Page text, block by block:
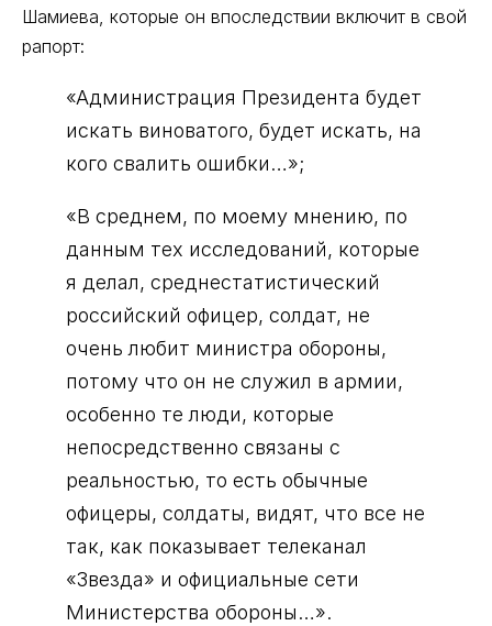
Шамиева, которые он впоследствии включит в свой
рапорт:
«Администрация Президента будет
искать виноватого, будет искать, на
кого свалить ошибки…»;
«В среднем, по моему мнению, по
данным тех исследований, которые
я делал, среднестатистический
российский офицер, солдат, не
очень любит министра обороны,
потому что он не служил в армии,
особенно те люди, которые
непосредственно связаны с
реальностью, то есть обычные
офицеры, солдаты, видят, что все не
так, как показывает телеканал
«Звезда» и официальные сети
Министерства обороны…».